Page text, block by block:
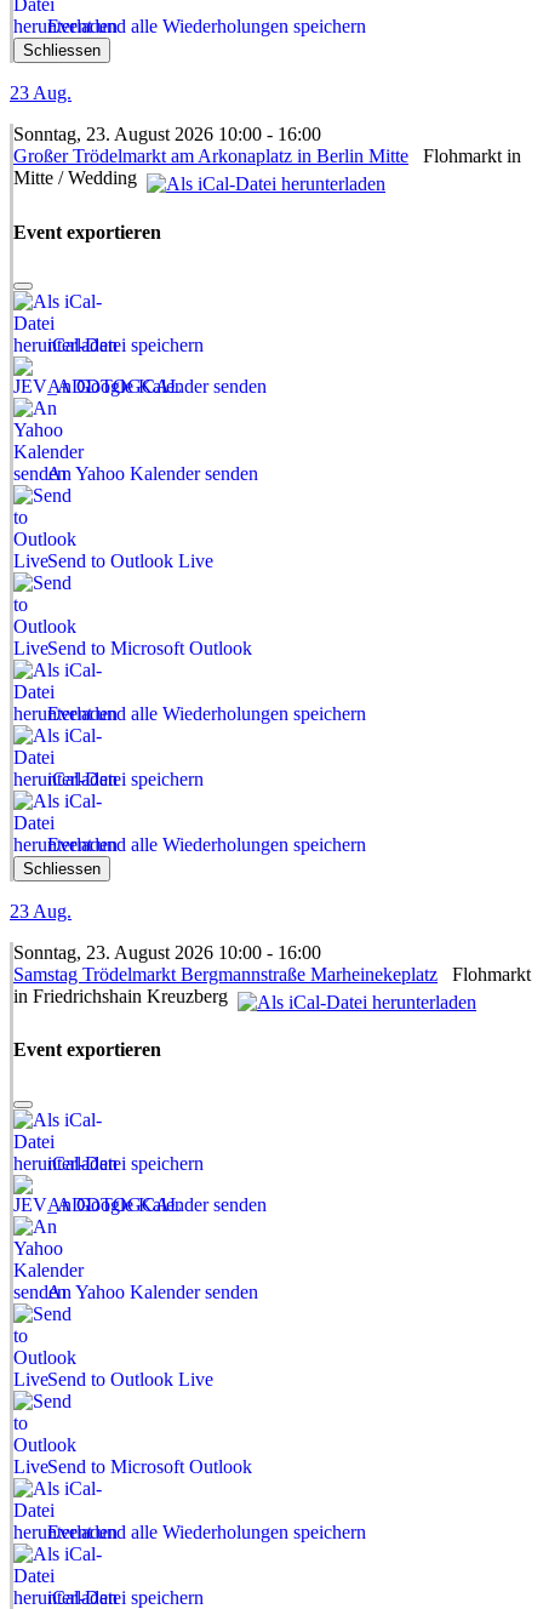
Event und alle Wiederholungen speichern
Schliessen
23Aug.
Sonntag, 23. August 2026 10:00 - 16:00
Großer Trödelmarkt am Arkonaplatz in Berlin Mitte Flohmarkt in
Mitte / Wedding
Event exportieren
iCal-Datei speichern
An Google Kalender senden
An Yahoo Kalender senden
Send to Outlook Live
Send to Microsoft Outlook
Event und alle Wiederholungen speichern
iCal-Datei speichern
Event und alle Wiederholungen speichern
Schliessen
23 Aug.
Sonntag, 23. August 2026 10:00 - 16:00
Samstag Trödelmarkt Bergmannstraße Marheinekeplatz Flohmarkt
in Friedrichshain Kreuzberg
Event exportieren
iCal-Datei speichern
An Google Kalender senden
An Yahoo Kalender senden
Send to Outlook Live
Send to Microsoft Outlook
Event und alle Wiederholungen speichern
iCal-Datei speichern